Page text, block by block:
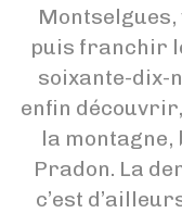
puis franchir
soixante-dix-
enfin
la montagne,
Pradon. La
c’est